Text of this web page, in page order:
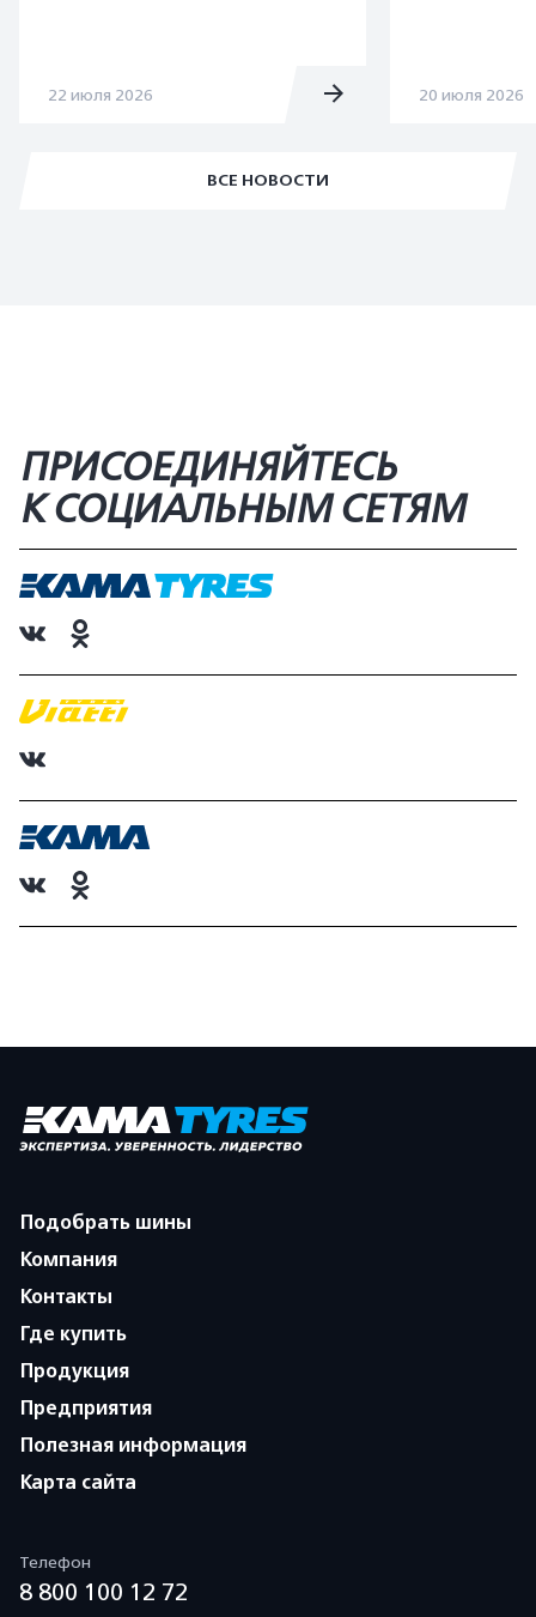
ВСЕ НОВОСТИ
22 июля 2026 20 июля 2026
ПРИСОЕДИНЯЙТЕСЬ
К СОЦИАЛЬНЫМ СЕТЯМ
Подобрать шины
Компания
Контакты
Где купить
Продукция
Предприятия
Полезная информация
Карта сайта
Телефон
8 800 100 12 72